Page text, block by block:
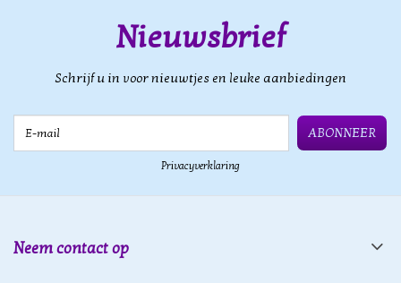
Nieuwsbrief
Schrijf u in voor nieuwtjes en leuke aanbiedingen
ABONNEER
Privacyverklaring
Neem contact op